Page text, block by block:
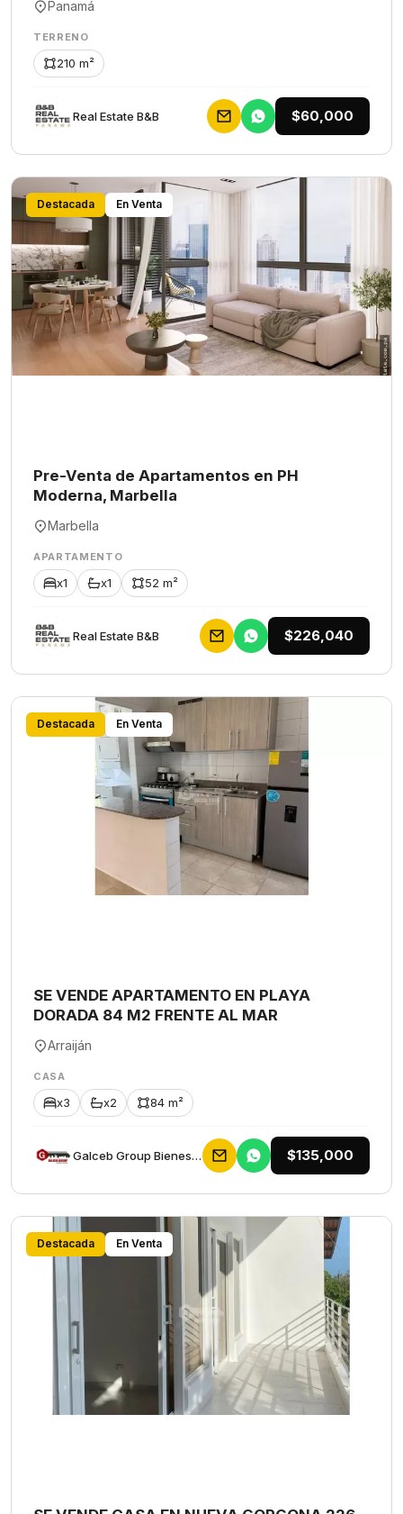
Panamá
TERRENO
210 m²
Rеаl Еstаtе В&В $60,000
Destacada En Venta
Pre-Venta de Apartamentos en PH
Moderna, Marbella
Marbella
APARTAMENTO
x1 x1 52 m²
Rеаl Еstаtе В&В $226,040
Destacada En Venta
SE VENDE APARTAMENTO EN PLAYA
DORADA 84 M2 FRENTE AL MAR
Arraiján
CASA
x3 x2 84 m²
Galceb Group Bienes Raices $135,000
Destacada En Venta